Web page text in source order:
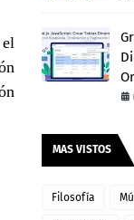
MAS VISTOS
Filosofía